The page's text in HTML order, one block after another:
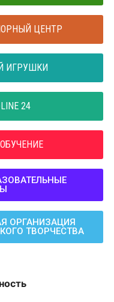
ЦЕНТР
ИГРУШКИ
24
ОРГАНИЗАЦИЯ
ТВОРЧЕСТВА